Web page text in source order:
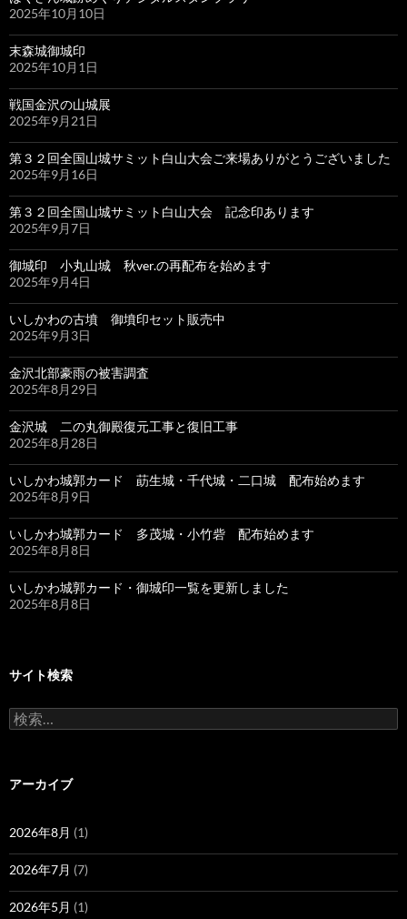
2025年10月10日
末森城御城印
2025年10月1日
戦国金沢の山城展
2025年9月21日
第３２回全国山城サミット白山大会ご来場ありがとうございました
2025年9月16日
第３２回全国山城サミット白山大会 記念印あります
2025年9月7日
御城印 小丸山城 秋ver.の再配布を始めます
2025年9月4日
いしかわの古墳 御墳印セット販売中
2025年9月3日
金沢北部豪雨の被害調査
2025年8月29日
金沢城 二の丸御殿復元工事と復旧工事
2025年8月28日
いしかわ城郭カード 莇生城・千代城・二口城 配布始めます
2025年8月9日
いしかわ城郭カード 多茂城・小竹砦 配布始めます
2025年8月8日
いしかわ城郭カード・御城印一覧を更新しました
2025年8月8日
サイト検索
検
索:
アーカイブ
2026年8月 (1)
2026年7月 (7)
2026年5月 (1)